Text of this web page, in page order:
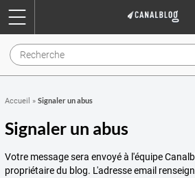
Accueil » Signaler un abus
Signaler un abus
Votre message sera envoyé à l'équipe
propriétaire du blog. L'adresse email